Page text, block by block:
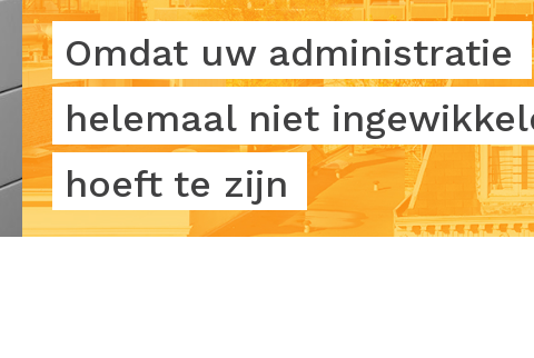
Omdat uw administratie
helemaal niet
hoeft te zijn